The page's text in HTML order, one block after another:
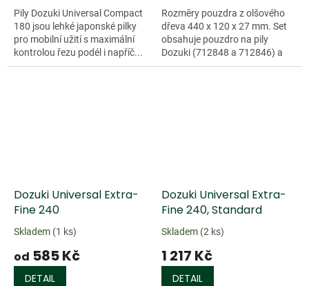
Pily Dozuki Universal Compact
180 jsou lehké japonské pilky
pro mobilní užití s maximální
kontrolou řezu podél i napříč...
Rozměry pouzdra z olšového
dřeva 440 x 120 x 27 mm. Set
obsahuje pouzdro na pily
Dozuki (712848 a 712846) a
pilu Dozuki Universal Compact
Dozuki Universal Extra-
Fine 240
Skladem (1 ks)
od 585 Kč
DETAIL
Dozuki Universal Extra-
Fine 240, Standard
Skladem (2 ks)
1 217 Kč
DETAIL